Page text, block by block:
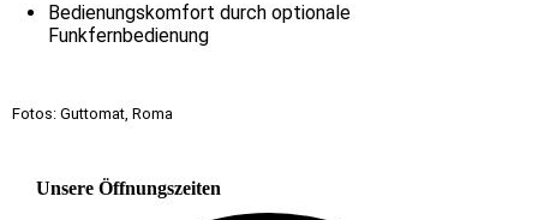
Bedienungskomfort durch optionale
Funkfernbedienung
Fotos: Guttomat, Roma
Unsere Öffnungszeiten